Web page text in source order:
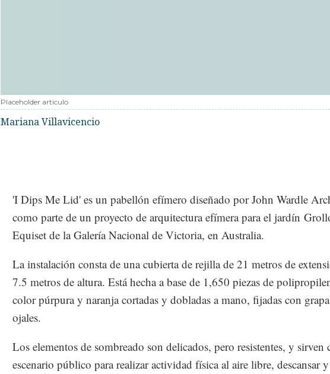
Placeholder articulo
Mariana Villavicencio
'I Dips Me Lid' es un pabellón efímero diseñado por John Wardle
como parte de un proyecto de arquitectura efímera para el jardín
Equiset de la Galería Nacional de Victoria, en Australia.
La instalación consta de una cubierta de rejilla de 21 metros de
7.5 metros de altura. Está hecha a base de 1,650 piezas de
color púrpura y naranja cortadas y dobladas a mano, fijadas con
ojales.
Los elementos de sombreado son delicados, pero resistentes, y sirven
escenario público para realizar actividad física al aire libre, descansar y